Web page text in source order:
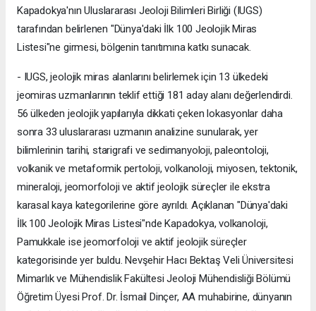
Kapadokya'nın Uluslararası Jeoloji Bilimleri Birliği (IUGS)
tarafından belirlenen "Dünya'daki İlk 100 Jeolojik Miras
Listesi"ne girmesi, bölgenin tanıtımına katkı sunacak.
- IUGS, jeolojik miras alanlarını belirlemek için 13 ülkedeki
jeomiras uzmanlarının teklif ettiği 181 aday alanı değerlendirdi.
56 ülkeden jeolojik yapılarıyla dikkati çeken lokasyonlar daha
sonra 33 uluslararası uzmanın analizine sunularak, yer
bilimlerinin tarihi, starigrafi ve sedimanyoloji, paleontoloji,
volkanik ve metaformik pertoloji, volkanoloji, miyosen, tektonik,
mineraloji, jeomorfoloji ve aktif jeolojik süreçler ile ekstra
karasal kaya kategorilerine göre ayrıldı. Açıklanan "Dünya'daki
İlk 100 Jeolojik Miras Listesi"nde Kapadokya, volkanoloji,
Pamukkale ise jeomorfoloji ve aktif jeolojik süreçler
kategorisinde yer buldu. Nevşehir Hacı Bektaş Veli Üniversitesi
Mimarlık ve Mühendislik Fakültesi Jeoloji Mühendisliği Bölümü
Öğretim Üyesi Prof. Dr. İsmail Dinçer, AA muhabirine, dünyanın